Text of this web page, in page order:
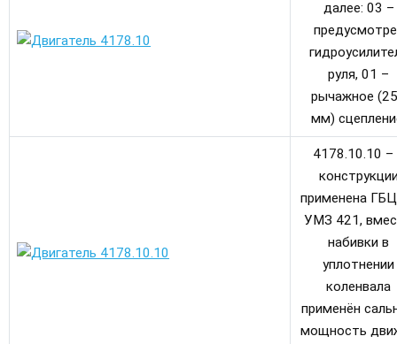
далее: 03 –
руля, 01 –
рычажное
мм)
4178.10.10 –
применена
УМЗ 421,
набивки в
уплотнении
коленвала
применён
мощность